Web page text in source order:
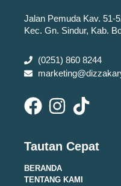
Jalan Pemuda Kav. 51-
Kec. Gn. Sindur, Kab.
(0251) 860 8244
Tautan Cepat
BERANDA
TENTANG KAMI